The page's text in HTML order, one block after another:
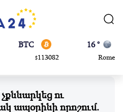
BTC
ADA
0.868816
23 °
Madrid
ու
ապօրինի որոշում.